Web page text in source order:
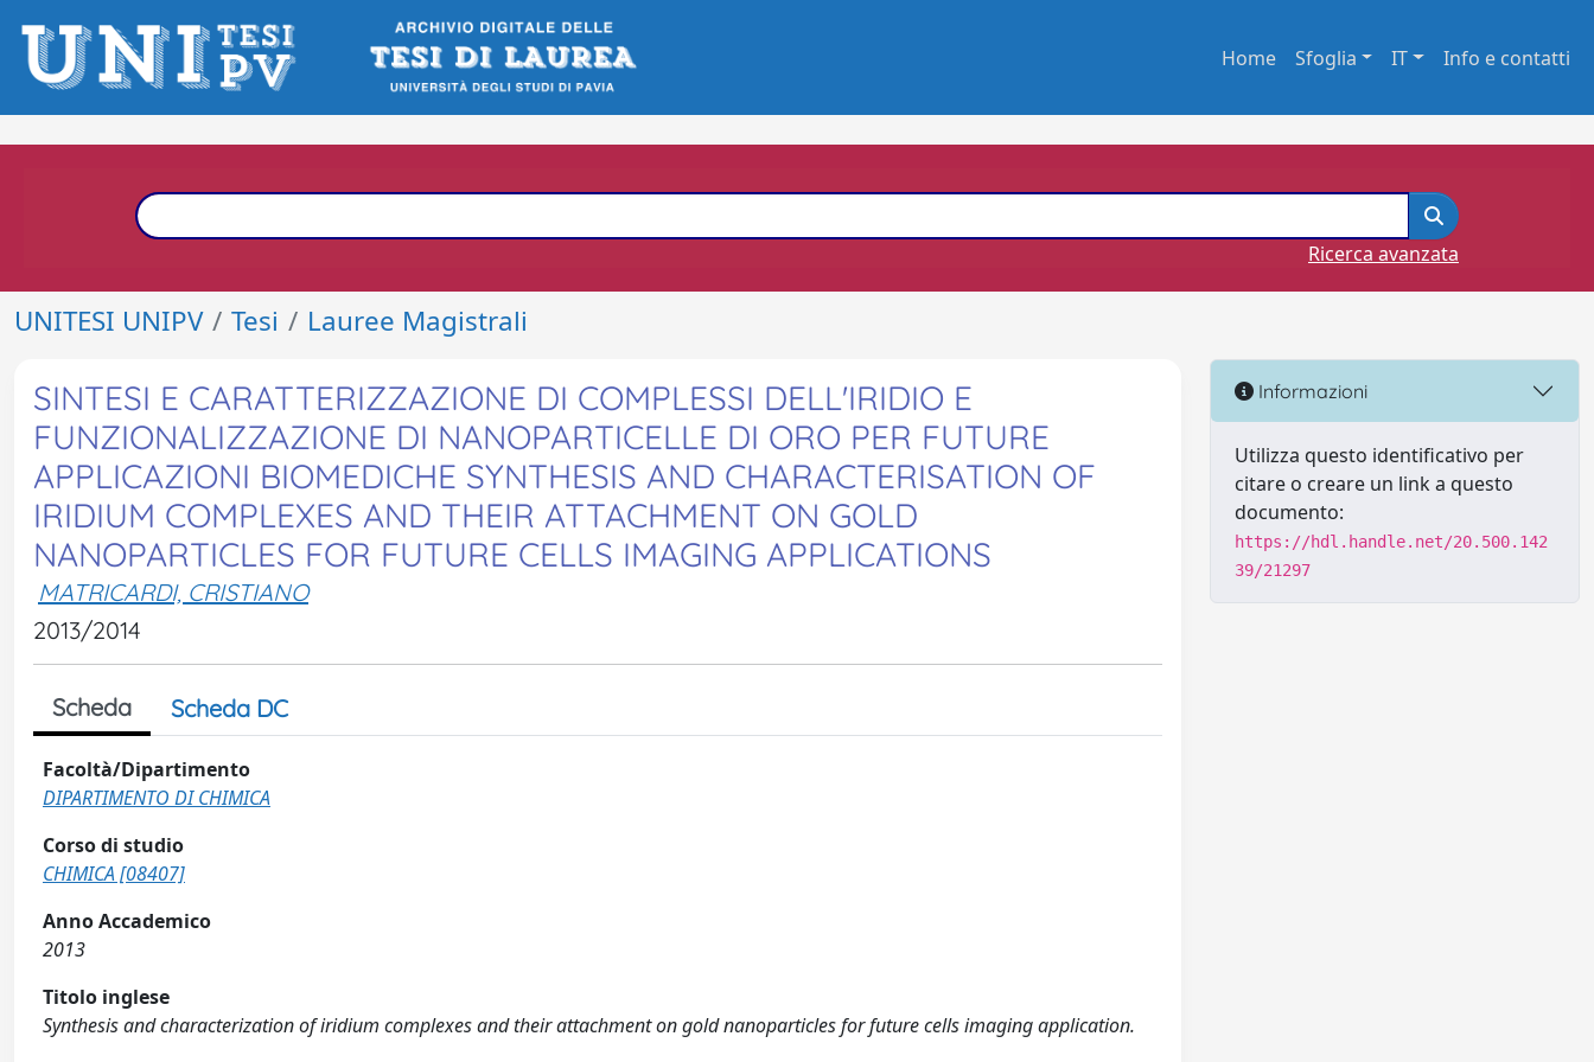
Home Sfoglia IT Info e contatti
Ricerca avanzata
UNITESI UNIPV Tesi Lauree Magistrali
SINTESI E CARATTERIZZAZIONE DI COMPLESSI DELL'IRIDIO E
FUNZIONALIZZAZIONE DI NANOPARTICELLE DI ORO PER FUTURE
APPLICAZIONI BIOMEDICHE SYNTHESIS AND CHARACTERISATION OF
IRIDIUM COMPLEXES AND THEIR ATTACHMENT ON GOLD
NANOPARTICLES FOR FUTURE CELLS IMAGING APPLICATIONS
MATRICARDI, CRISTIANO
2013/2014
Scheda Scheda DC
Facoltà/Dipartimento
DIPARTIMENTO DI CHIMICA
Corso di studio
CHIMICA [08407]
Anno Accademico
2013
Titolo inglese
Synthesis and characterization of iridium complexes and their attachment on gold nanoparticles for future cells imaging application.
Informazioni
Utilizza questo identificativo per
citare o creare un link a questo
documento:
https://hdl.handle.net/20.500.142
39/21297